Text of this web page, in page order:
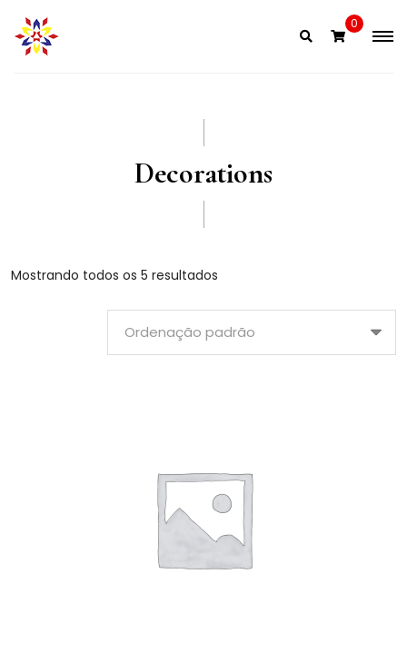
content
0
Decorations
Mostrando todos os 5 resultados